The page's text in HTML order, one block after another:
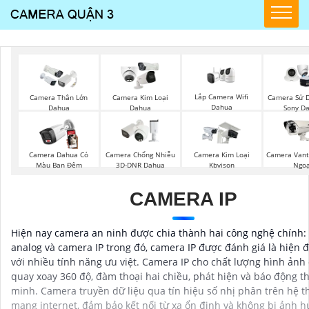
Camera Thân Lớn
Dahua
Camera Kim Loại
Dahua
Lắp Camera Wifi
Dahua
Camera Sử
Sony
Camera Dahua Có
Màu Ban Đêm
Camera Chống Nhiễu
3D-DNR Dahua
Camera Kim Loại
Kbvison
Camera
CAMERA IP
Hiện nay camera an ninh được chia thành hai công nghệ chính:
analog và camera IP trong đó, camera IP được đánh giá là hiện
với nhiều tính năng ưu việt. Camera IP cho chất lượng hình ảnh
quay xoay 360 độ, đàm thoại hai chiều, phát hiện và báo động
minh. Camera truyền dữ liệu qua tín hiệu số nhị phân trên hệ
mạng internet, đảm bảo kết nối từ xa ổn định và không bị ảnh